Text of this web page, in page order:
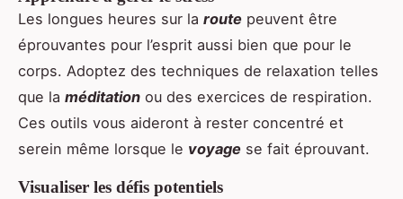
Les longues heures sur la route peuvent être
éprouvantes pour l’esprit aussi bien que pour le
corps. Adoptez des techniques de relaxation telles
que la méditation ou des exercices de respiration.
Ces outils vous aideront à rester concentré et
serein même lorsque le voyage se fait éprouvant.
Visualiser les défis potentiels